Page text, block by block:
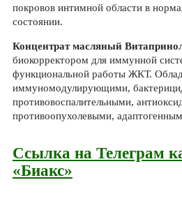
покровов интимной области в
состоянии.
Концентрат масляный
биокорректором для иммунной
функциональной работы ЖКТ.
иммуномодулирующими,
противовоспалительными,
противоопухолевыми,
Ссылка на Телеграм
«Биакс»